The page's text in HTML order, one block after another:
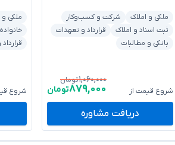
ملکی و املاک
شرکت و کسب‌وکار
ثبت اسناد و املاک
قرارداد و تعهدات
بانکی و مطالبات
شروع قیمت از
۱,۰۶۰,۰۰۰تومان
۸۷۹,۰۰۰تومان
دریافت مشاوره
ملکی و
خانواده
شروع